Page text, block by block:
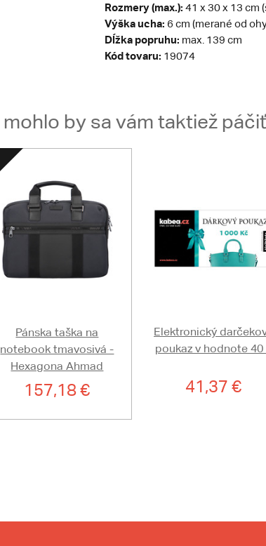
Rozmery (max.): 41 x 30 x 13 cm
Výška ucha: 6 cm (merané od
Dĺžka popruhu: max. 139 cm
Kód tovaru: 19074
mohlo by sa vám taktiež páčiť
Pánska taška na
notebook tmavosivá -
Hexagona Ahmad
157,18 €
Elektronický
poukaz v hodnote 40
41,37 €